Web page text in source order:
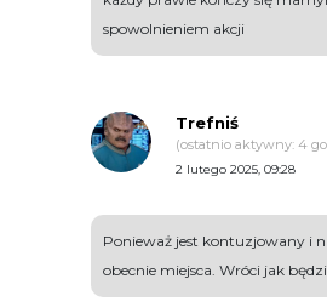
spowolnieniem akcji
Trefniś
(ostatnio aktywny: 4
2 lutego 2025, 09:28
Ponieważ jest kontuzjowany i
obecnie miejsca. Wróci jak